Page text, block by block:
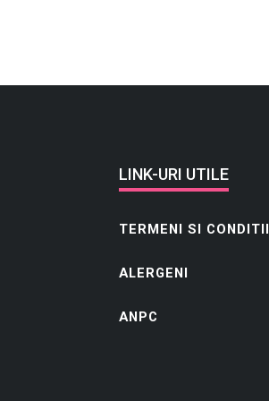
LINK-URI UTILE
TERMENI SI CONDITII
ALERGENI
ANPC